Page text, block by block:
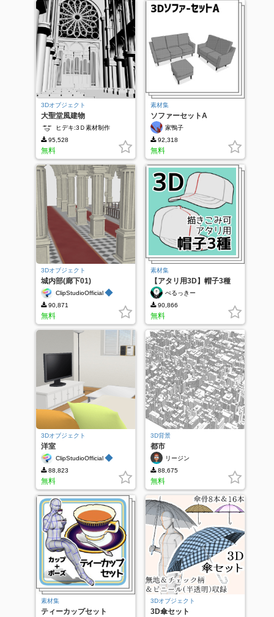
3Dオブジェクト
大聖堂風建物
ヒデキ:3Ｄ素材制作
95,528
無料
素材集
ソファーセットA
家鴨子
92,318
無料
3Dオブジェクト
城内部(廊下01)
ClipStudioOfficial ◆
90,871
無料
素材集
【アタリ用3D】帽子3種
ぺるっきー
90,866
無料
3Dオブジェクト
洋室
ClipStudioOfficial ◆
88,823
無料
3D背景
都市
リージン
88,675
無料
素材集
ティーカップセット
3Dオブジェクト
3D傘セット